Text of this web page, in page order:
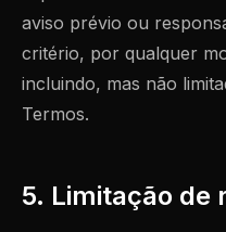
aviso prévio ou
critério, por qualquer
incluindo, mas não
Termos.
5. Limitação de